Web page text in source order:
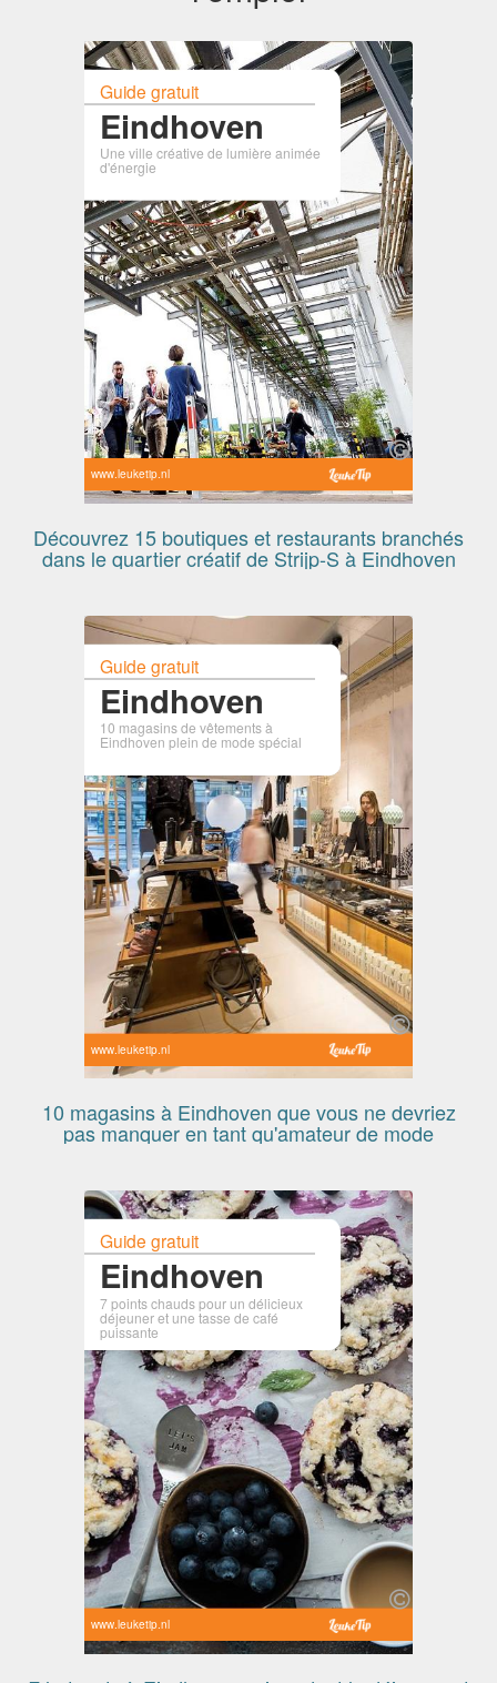
Guide gratuit
Eindhoven
Une ville créative de lumière animée
d'énergie
www.leuketip.nl
Découvrez 15 boutiques et restaurants branchés
dans le quartier créatif de Strijp-S à Eindhoven
Guide gratuit
Eindhoven
10 magasins de vêtements à
Eindhoven plein de mode spécial
www.leuketip.nl
10 magasins à Eindhoven que vous ne devriez
pas manquer en tant qu'amateur de mode
Guide gratuit
Eindhoven
7 points chauds pour un délicieux
déjeuner et une tasse de café
puissante
www.leuketip.nl